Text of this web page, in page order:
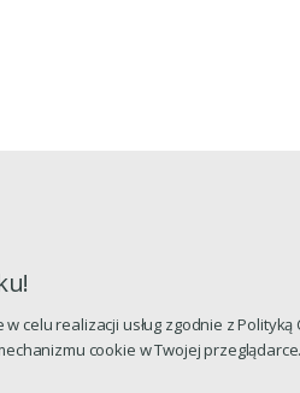
celu realizacji usług zgodnie z
cookie w Twojej